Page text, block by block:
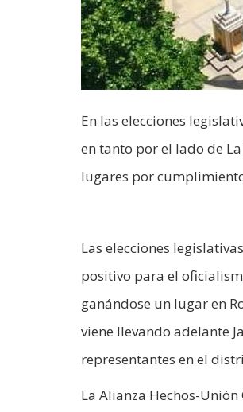
En las elecciones
en tanto por el lado de
lugares por
Las elecciones
positivo para el
ganándose un lugar en
viene llevando adelante
representantes en el
La Alianza Hechos-